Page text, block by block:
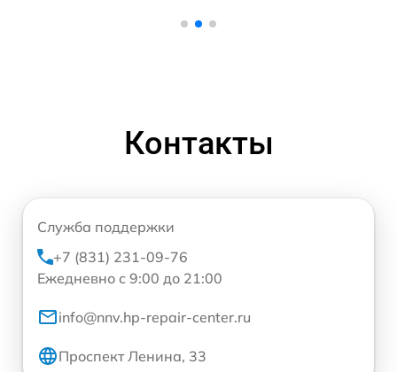
Контакты
Служба поддержки
+7 (831) 231-09-76
Ежедневно с 9:00 до 21:00
info@nnv.hp-repair-center.ru
Проспект Ленина, 33